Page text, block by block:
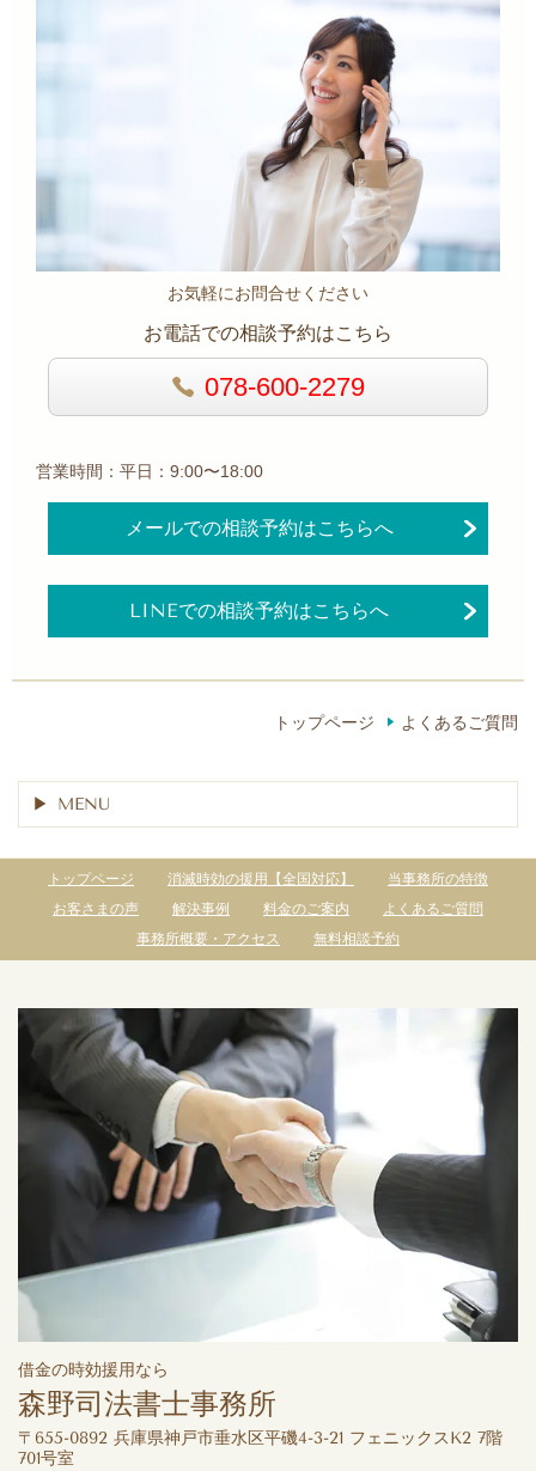
お気軽にお問合せください
お電話での相談予約はこちら
078-600-2279
営業時間：平日：9:00〜18:00
メールでの相談予約はこちらへ
LINEでの相談予約はこちらへ
トップページ よくあるご質問
MENU
トップページ 消滅時効の援用【全国対応】
当事務所の特徴
お客さまの声
解決事例 料金のご案内
よくあるご質問
事務所概要・アクセス
無料相談予約
借金の時効援用なら
森野司法書士事務所
〒655-0892 兵庫県神戸市垂水区平磯4-3-21 フェニックスK2 7階
701号室